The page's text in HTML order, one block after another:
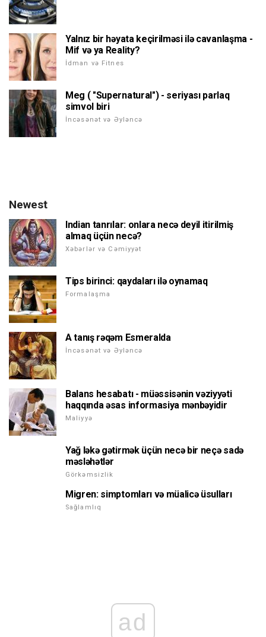
Yalnız bir həyata keçirilməsi ilə cavanlaşma -
Mif və ya Reality?
İdman və Fitnes
Meg ( "Supernatural") - seriyası parlaq
simvol biri
İncəsənət və Əyləncə
Newest
Indian tanrılar: onlara necə deyil itirilmiş
almaq üçün necə?
Xəbərlər və Cəmiyyət
Tips birinci: qaydaları ilə oynamaq
Formalaşma
A tanış rəqəm Esmeralda
İncəsənət və Əyləncə
Balans hesabatı - müəssisənin vəziyyəti
haqqında əsas informasiya mənbəyidir
Maliyyə
Yağ ləkə gətirmək üçün necə bir neçə sadə
məsləhətlər
Görkəmsizlik
Migren: simptomları və müalicə üsulları
Sağlamlıq
ad